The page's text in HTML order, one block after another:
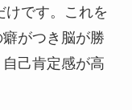
けです。これを
がつき脳が勝
己肯定感が高